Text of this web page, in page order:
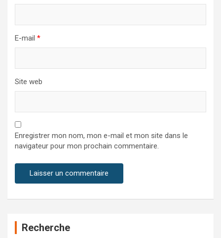
E-mail *
Site web
Enregistrer mon nom, mon e-mail et mon site dans le
navigateur pour mon prochain commentaire.
Recherche